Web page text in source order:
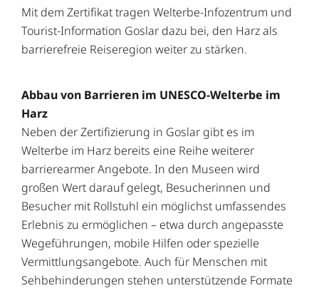
Mit dem Zertifikat tragen Welterbe-Infozentrum und
Tourist-Information Goslar dazu bei, den Harz als
barrierefreie Reiseregion weiter zu stärken.
Abbau von Barrieren im UNESCO-Welterbe im
Harz
Neben der Zertifizierung in Goslar gibt es im
Welterbe im Harz bereits eine Reihe weiterer
barrierearmer Angebote. In den Museen wird
großen Wert darauf gelegt, Besucherinnen und
Besucher mit Rollstuhl ein möglichst umfassendes
Erlebnis zu ermöglichen – etwa durch angepasste
Wegeführungen, mobile Hilfen oder spezielle
Vermittlungsangebote. Auch für Menschen mit
Sehbehinderungen stehen unterstützende Formate